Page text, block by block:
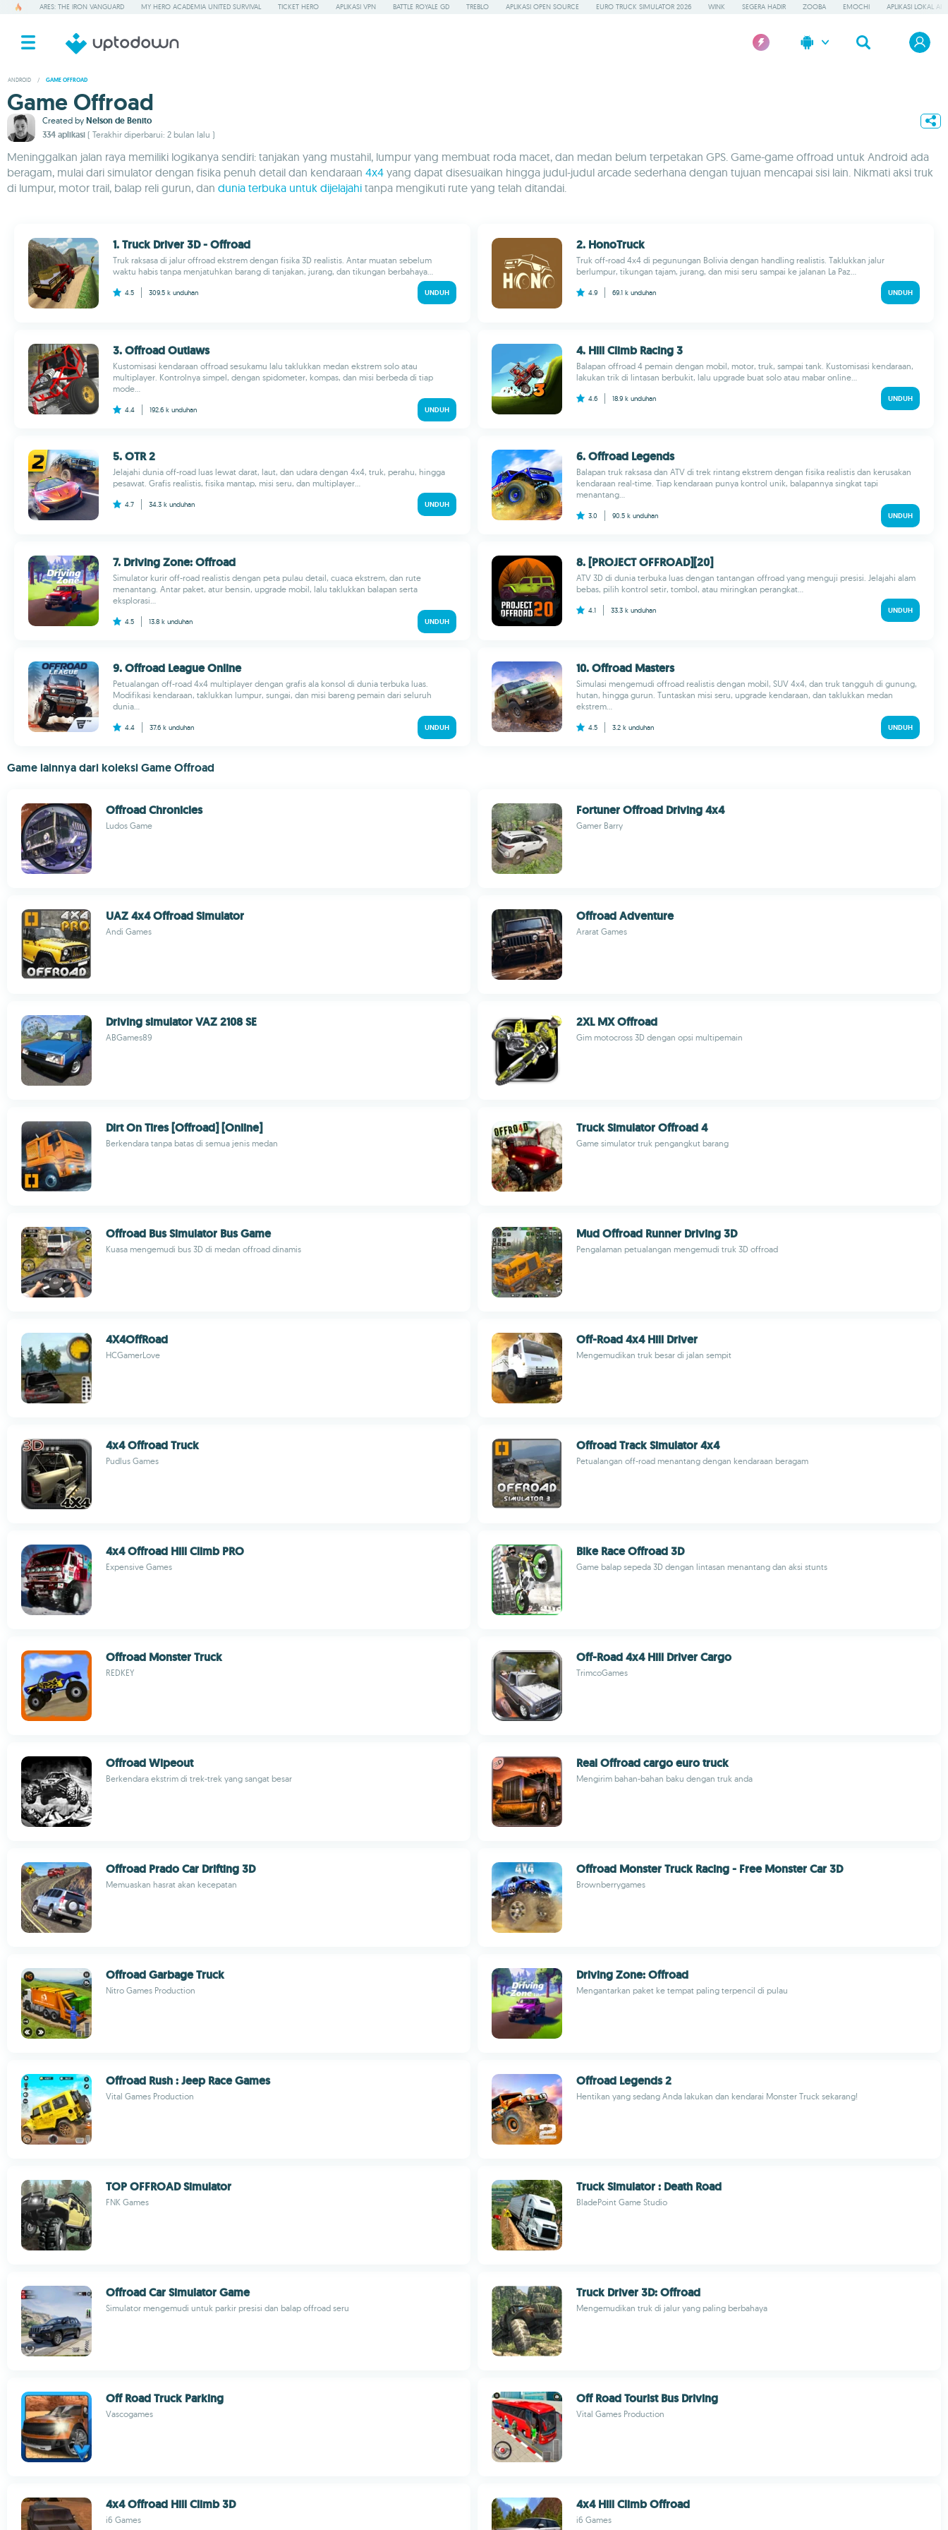
ARES: THE IRON VANGUARD MY HERO ACADEMIA UNITED SURVIVAL TICKET HERO APLIKASI VPN BATTLE ROYALE GD TREBLO APLIKASI OPEN SOURCE EURO TRUCK SIMULATOR 2026 WINK SEGERA HADIR ZOOBA EMOCHI APLIKASI LOKAL AI
ANDROID / GAME OFFROAD
Game Offroad
Created by Nelson de Benito
334 aplikasi ( Terakhir diperbarui: 2 bulan lalu )
Meninggalkan jalan raya memiliki logikanya sendiri: tanjakan yang mustahil, lumpur yang membuat roda macet, dan medan belum terpetakan GPS. Game-game offroad untuk Android ada
beragam, mulai dari simulator dengan fisika penuh detail dan kendaraan 4x4 yang dapat disesuaikan hingga judul-judul arcade sederhana dengan tujuan mencapai sisi lain. Nikmati aksi truk
di lumpur, motor trail, balap reli gurun, dan dunia terbuka untuk dijelajahi tanpa mengikuti rute yang telah ditandai.
1. Truck Driver 3D - Offroad
Truk raksasa di jalur offroad ekstrem dengan fisika 3D realistis. Antar muatan sebelum
waktu habis tanpa menjatuhkan barang di tanjakan, jurang, dan tikungan berbahaya...
4.5 309.5 k unduhan UNDUH
2. HonoTruck
Truk off-road 4x4 di pegunungan Bolivia dengan handling realistis. Taklukkan jalur
berlumpur, tikungan tajam, jurang, dan misi seru sampai ke jalanan La Paz...
4.9 69.1 k unduhan UNDUH
3. Offroad Outlaws
Kustomisasi kendaraan offroad sesukamu lalu taklukkan medan ekstrem solo atau
multiplayer. Kontrolnya simpel, dengan spidometer, kompas, dan misi berbeda di tiap
mode...
4.4 192.6 k unduhan UNDUH
4. Hill Climb Racing 3
Balapan offroad 4 pemain dengan mobil, motor, truk, sampai tank. Kustomisasi kendaraan,
lakukan trik di lintasan berbukit, lalu upgrade buat solo atau mabar online...
4.6 18.9 k unduhan UNDUH
5. OTR 2
Jelajahi dunia off-road luas lewat darat, laut, dan udara dengan 4x4, truk, perahu, hingga
pesawat. Grafis realistis, fisika mantap, misi seru, dan multiplayer...
4.7 34.3 k unduhan UNDUH
6. Offroad Legends
Balapan truk raksasa dan ATV di trek rintang ekstrem dengan fisika realistis dan kerusakan
kendaraan real-time. Tiap kendaraan punya kontrol unik, balapannya singkat tapi
menantang...
3.0 90.5 k unduhan UNDUH
7. Driving Zone: Offroad
Simulator kurir off-road realistis dengan peta pulau detail, cuaca ekstrem, dan rute
menantang. Antar paket, atur bensin, upgrade mobil, lalu taklukkan balapan serta
eksplorasi...
4.5 13.8 k unduhan UNDUH
8. [PROJECT OFFROAD][20]
ATV 3D di dunia terbuka luas dengan tantangan offroad yang menguji presisi. Jelajahi alam
bebas, pilih kontrol setir, tombol, atau miringkan perangkat...
4.1 33.3 k unduhan UNDUH
9. Offroad League Online
Petualangan off-road 4x4 multiplayer dengan grafis ala konsol di dunia terbuka luas.
Modifikasi kendaraan, taklukkan lumpur, sungai, dan misi bareng pemain dari seluruh
dunia...
4.4 37.6 k unduhan UNDUH
10. Offroad Masters
Simulasi mengemudi offroad realistis dengan mobil, SUV 4x4, dan truk tangguh di gunung,
hutan, hingga gurun. Tuntaskan misi seru, upgrade kendaraan, dan taklukkan medan
ekstrem...
4.5 3.2 k unduhan UNDUH
Game lainnya dari koleksi Game Offroad
Offroad Chronicles
Ludos Game
Fortuner Offroad Driving 4x4
Gamer Barry
UAZ 4x4 Offroad Simulator
Andi Games
Offroad Adventure
Ararat Games
Driving simulator VAZ 2108 SE
ABGames89
2XL MX Offroad
Gim motocross 3D dengan opsi multipemain
Dirt On Tires [Offroad] [Online]
Berkendara tanpa batas di semua jenis medan
Truck Simulator Offroad 4
Game simulator truk pengangkut barang
Offroad Bus Simulator Bus Game
Kuasa mengemudi bus 3D di medan offroad dinamis
Mud Offroad Runner Driving 3D
Pengalaman petualangan mengemudi truk 3D offroad
4X4OffRoad
HCGamerLove
Off-Road 4x4 Hill Driver
Mengemudikan truk besar di jalan sempit
4x4 Offroad Truck
Pudlus Games
Offroad Track Simulator 4x4
Petualangan off-road menantang dengan kendaraan beragam
4x4 Offroad Hill Climb PRO
Expensive Games
Bike Race Offroad 3D
Game balap sepeda 3D dengan lintasan menantang dan aksi stunts
Offroad Monster Truck
REDKEY
Off-Road 4x4 Hill Driver Cargo
TrimcoGames
Offroad Wipeout
Berkendara ekstrim di trek-trek yang sangat besar
Real Offroad cargo euro truck
Mengirim bahan-bahan baku dengan truk anda
Offroad Prado Car Drifting 3D
Memuaskan hasrat akan kecepatan
Offroad Monster Truck Racing - Free Monster Car 3D
Brownberrygames
Offroad Garbage Truck
Nitro Games Production
Driving Zone: Offroad
Mengantarkan paket ke tempat paling terpencil di pulau
Offroad Rush : Jeep Race Games
Vital Games Production
Offroad Legends 2
Hentikan yang sedang Anda lakukan dan kendarai Monster Truck sekarang!
TOP OFFROAD Simulator
FNK Games
Truck Simulator : Death Road
BladePoint Game Studio
Offroad Car Simulator Game
Simulator mengemudi untuk parkir presisi dan balap offroad seru
Truck Driver 3D: Offroad
Mengemudikan truk di jalur yang paling berbahaya
Off Road Truck Parking
Vascogames
Off Road Tourist Bus Driving
Vital Games Production
4x4 Offroad Hill Climb 3D
i6 Games
4x4 Hill Climb Offroad
i6 Games